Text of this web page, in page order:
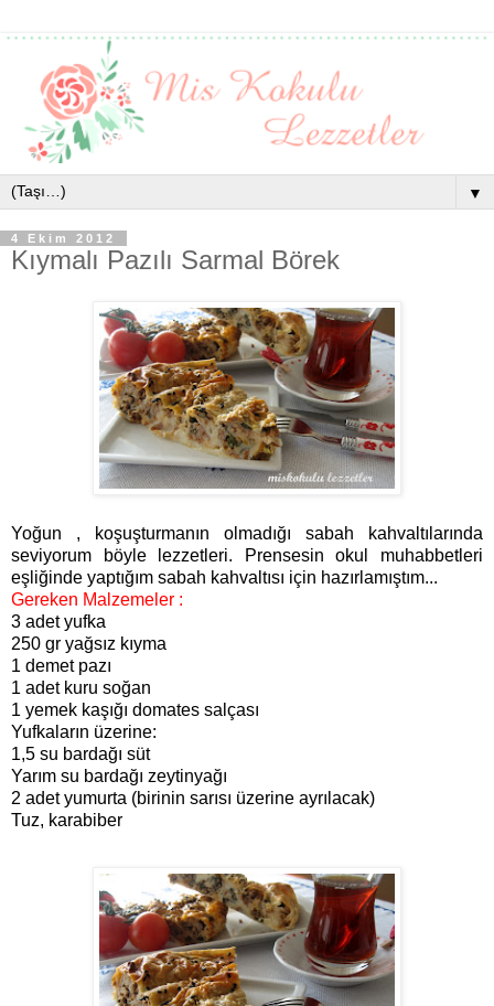
▼
4 Ekim 2012
Kıymalı Pazılı Sarmal Börek
Yoğun , koşuşturmanın olmadığı sabah kahvaltılarında
seviyorum böyle lezzetleri. Prensesin okul muhabbetleri
eşliğinde yaptığım sabah kahvaltısı için hazırlamıştım...
Gereken Malzemeler :
3 adet yufka
250 gr yağsız kıyma
1 demet pazı
1 adet kuru soğan
1 yemek kaşığı domates salçası
Yufkaların üzerine:
1,5 su bardağı süt
Yarım su bardağı zeytinyağı
2 adet yumurta (birinin sarısı üzerine ayrılacak)
Tuz, karabiber